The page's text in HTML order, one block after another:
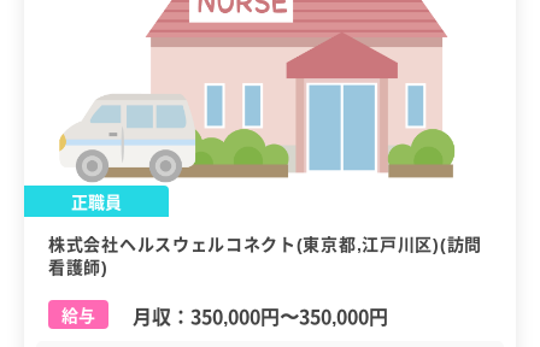
正職員
株式会社ヘルスウェルコネクト(東京都,江戸川区)(訪問
看護師)
給与
月収： 350,000円〜350,000円